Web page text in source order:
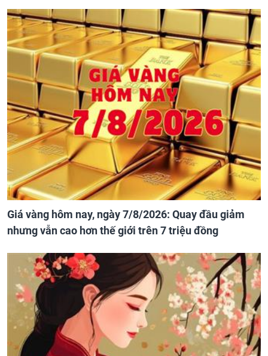
Giá vàng hôm nay, ngày 7/8/2026: Quay đầu giảm
nhưng vẫn cao hơn thế giới trên 7 triệu đồng